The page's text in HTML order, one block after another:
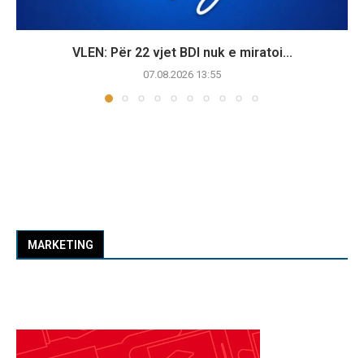
VLEN: Për 22 vjet BDI nuk e miratoi...
07.08.2026 13:55
MARKETING